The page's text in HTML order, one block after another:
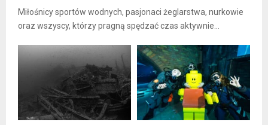
Miłośnicy sportów wodnych, pasjonaci żeglarstwa, nurkowie
oraz wszyscy, którzy pragną spędzać czas aktywnie...